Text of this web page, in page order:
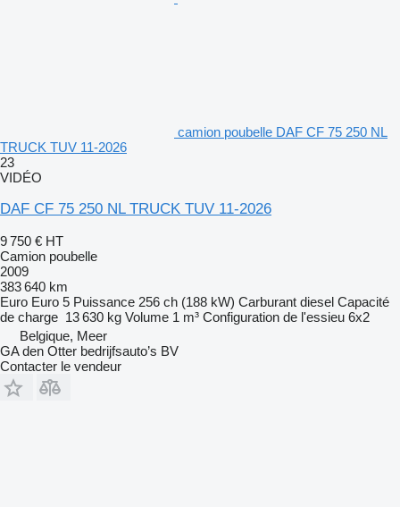
camion poubelle DAF CF 75 250 NL
TRUCK TUV 11-2026
23
VIDÉO
DAF CF 75 250 NL TRUCK TUV 11-2026
9 750 € HT
Camion poubelle
2009
383 640 km
Euro Euro 5 Puissance 256 ch (188 kW) Carburant diesel Capacité
de charge 13 630 kg Volume 1 m³ Configuration de l'essieu 6x2
Belgique, Meer
GA den Otter bedrijfsauto’s BV
Contacter le vendeur